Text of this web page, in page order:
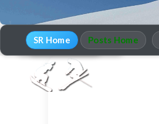
30χρόνια Snow Report
season 2025-26
SR Home Posts Home